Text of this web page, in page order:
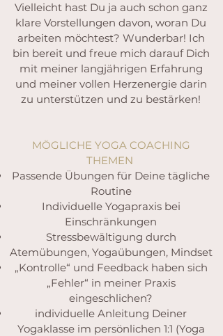
Vielleicht hast Du ja auch schon ganz
klare Vorstellungen davon, woran Du
arbeiten möchtest? Wunderbar! Ich
bin bereit und freue mich darauf Dich
mit meiner langjährigen Erfahrung
und meiner vollen Herzenergie darin
zu unterstützen und zu bestärken!
MÖGLICHE YOGA COACHING
THEMEN
Passende Übungen für Deine tägliche
Routine
Individuelle Yogapraxis bei
Einschränkungen
Stressbewältigung durch
Atemübungen, Yogaübungen, Mindset
„Kontrolle“ und Feedback haben sich
„Fehler“ in meiner Praxis
eingeschlichen?
individuelle Anleitung Deiner
Yogaklasse im persönlichen 1:1 (Yoga